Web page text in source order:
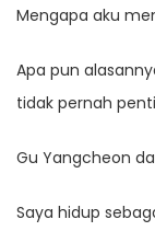
Mengapa aku
Apa pun
tidak pernah
Gu Yangcheon
Saya hidup